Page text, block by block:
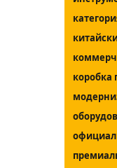
коробка